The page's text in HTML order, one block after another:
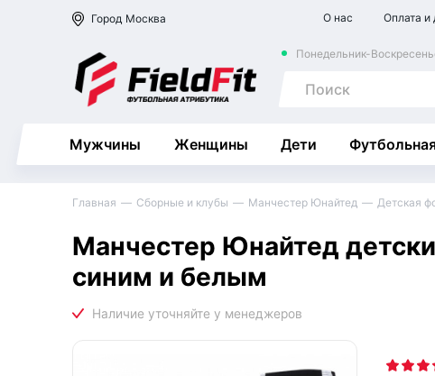
Город Москва О нас Оплата и
Понедельник-
Мужчины Женщины Дети
Главная Сборные и клубы Манчестер Юнайтед Детская
Манчестер Юнайтед
синим и белым